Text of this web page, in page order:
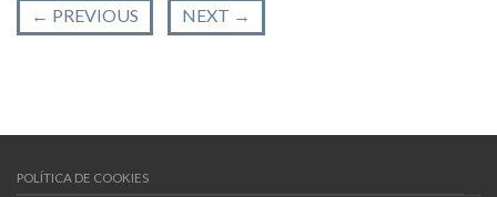
← PREVIOUS NEXT →
POLÍTICA DE COOKIES